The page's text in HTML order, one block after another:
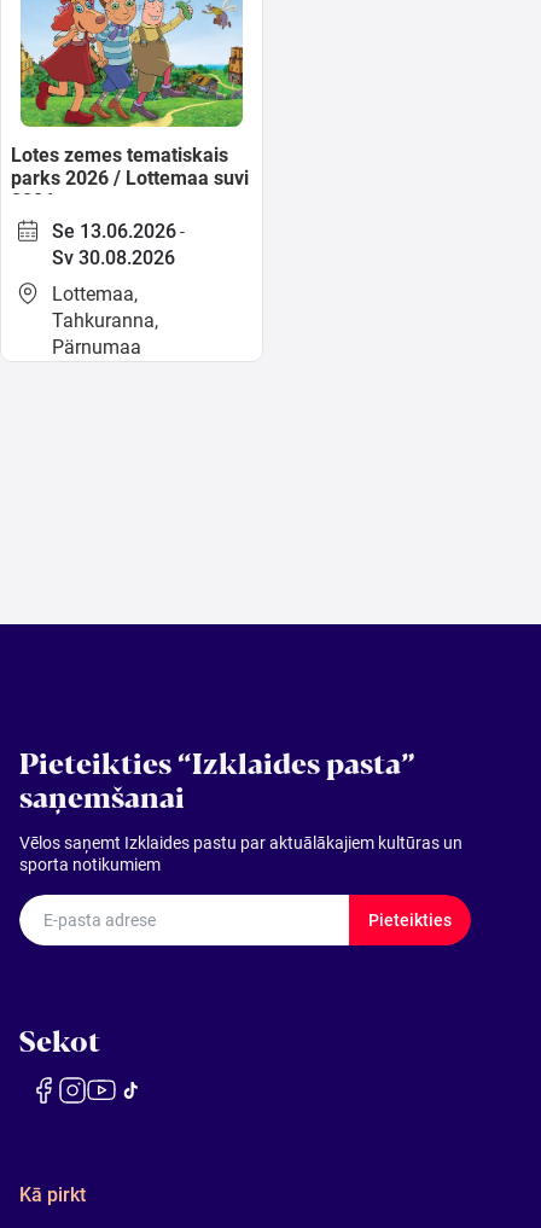
Lotes zemes tematiskais
parks 2026 / Lottemaa suvi
2026
Se 13.06.2026-
Sv 30.08.2026
Lottemaa,
Tahkuranna,
Pärnumaa
Pieteikties “Izklaides pasta”
saņemšanai
Vēlos saņemt Izklaides pastu par aktuālākajiem kultūras un
sporta notikumiem
E-pasta adrese Pieteikties
Sekot
Kā pirkt